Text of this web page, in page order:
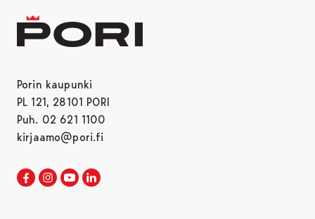
Porin kaupunki
PL 121, 28101 PORI
Puh. 02 621 1100
kirjaamo@pori.fi
Porin kaupunki Facebookissa
Avautuu uudessa välilehdessä
Porin kaupunki Instagramissa
Avautuu uudessa välilehdessä
Porin kaupunki Youtubessa
Avautuu uudessa välilehdessä